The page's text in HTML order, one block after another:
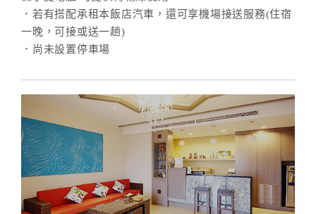
．若有搭配承租本飯店汽車，還可享機場接送服務(住宿
一晚，可接或送一趟)
．尚未設置停車場